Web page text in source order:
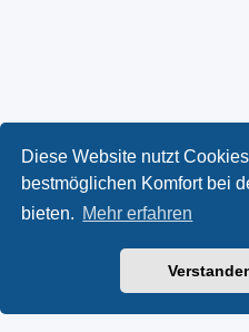
Diese Website nutzt
bestmöglichen Komfort bei
bieten. Mehr erfahren